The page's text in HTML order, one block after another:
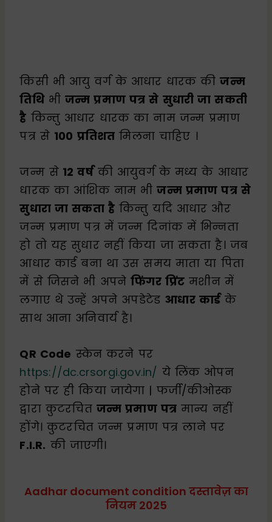
किसी भी आयु वर्ग के आधार धारक कीजन्म
तिथिभीजन्म प्रमाण पत्र से सुधारी जा सकती
है किन्तु आधार धारक का नाम जन्म प्रमाण
पत्र से 100 प्रतिशत मिलना चाहिए ।
जन्म से 12 वर्षकी आयुवर्ग के मध्य के आधार
धारक का आंशिक नाम भीजन्म प्रमाण पत्र से
सुधारा जा सकता है किन्तु यदि आधार और
जन्म प्रमाण पत्र में जन्म दिनांक में भिन्नता
हो तो यह सुधार नहीं किया जा सकता है। जब
आधार कार्ड बना था उस समय माता या पिता
में से जिसने भी अपनेफिंगर प्रिंट मशीन में
लगाए थे उन्हें अपने अपडेटेड आधार कार्डके
साथ आना अनिवार्य है।
QR Code स्केन करने पर
https://dc.crsorgi.gov.in/ ये लिंक ओपन
होने पर ही किया जायेगा | फर्जी/कीओस्क
द्वारा कुटरचित जन्म प्रमाण पत्र मान्य नहीं
होंगे। कुटरचित जन्म प्रमाण पत्र लाने पर
F.I.R. की जाएगी।
Aadhar document condition दस्तावेज़ का
नियम 2025